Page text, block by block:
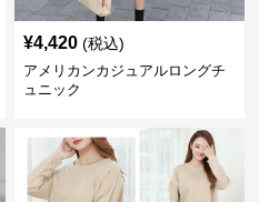
¥4,420 (税込)
アメリカンカジュアルロングチ
ュニック